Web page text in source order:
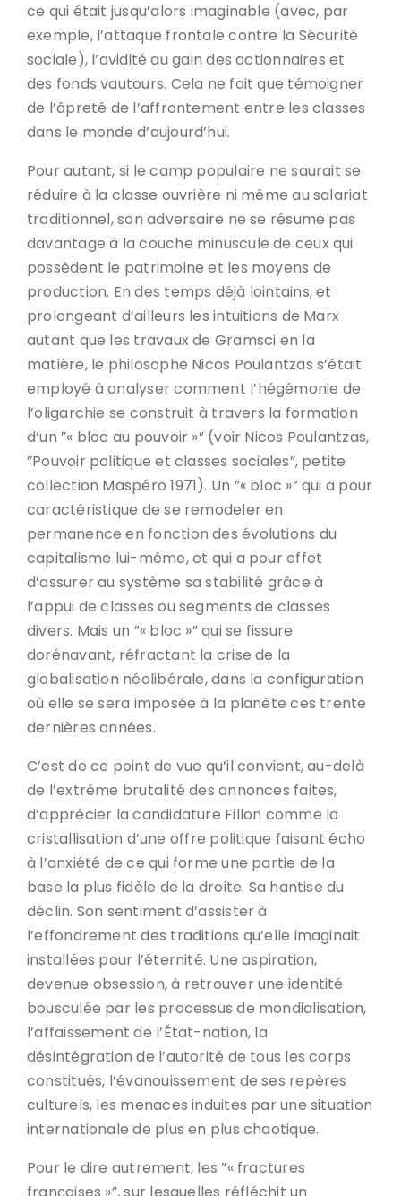
ce qui était jusqu’alors imaginable (avec, par
exemple, l’attaque frontale contre la Sécurité
sociale), l’avidité au gain des actionnaires et
des fonds vautours. Cela ne fait que témoigner
de l’âpreté de l’affrontement entre les classes
dans le monde d’aujourd’hui.
Pour autant, si le camp populaire ne saurait se
réduire à la classe ouvrière ni même au salariat
traditionnel, son adversaire ne se résume pas
davantage à la couche minuscule de ceux qui
possèdent le patrimoine et les moyens de
production. En des temps déjà lointains, et
prolongeant d’ailleurs les intuitions de Marx
autant que les travaux de Gramsci en la
matière, le philosophe Nicos Poulantzas s’était
employé à analyser comment l’hégémonie de
l’oligarchie se construit à travers la formation
d’un ”« bloc au pouvoir »” (voir Nicos Poulantzas,
”Pouvoir politique et classes sociales”, petite
collection Maspéro 1971). Un ”« bloc »” qui a pour
caractéristique de se remodeler en
permanence en fonction des évolutions du
capitalisme lui-même, et qui a pour effet
d’assurer au système sa stabilité grâce à
l’appui de classes ou segments de classes
divers. Mais un ”« bloc »” qui se fissure
dorénavant, réfractant la crise de la
globalisation néolibérale, dans la configuration
où elle se sera imposée à la planète ces trente
dernières années.
C’est de ce point de vue qu’il convient, au-delà
de l’extrême brutalité des annonces faites,
d’apprécier la candidature Fillon comme la
cristallisation d’une offre politique faisant écho
à l’anxiété de ce qui forme une partie de la
base la plus fidèle de la droite. Sa hantise du
déclin. Son sentiment d’assister à
l’effondrement des traditions qu’elle imaginait
installées pour l’éternité. Une aspiration,
devenue obsession, à retrouver une identité
bousculée par les processus de mondialisation,
l’affaissement de l’État-nation, la
désintégration de l’autorité de tous les corps
constitués, l’évanouissement de ses repères
culturels, les menaces induites par une situation
internationale de plus en plus chaotique.
Pour le dire autrement, les ”« fractures